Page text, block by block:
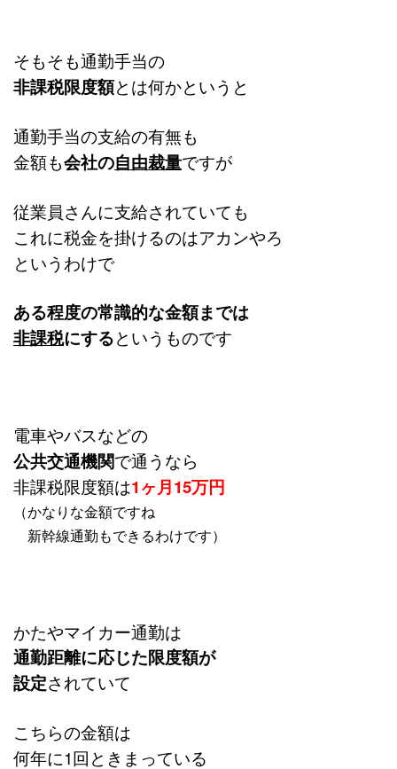
そもそも通勤手当の
非課税限度額とは何かというと
通勤手当の支給の有無も
金額も会社の自由裁量ですが
従業員さんに支給されていても
これに税金を掛けるのはアカンやろ
というわけで
ある程度の常識的な金額までは
非課税にするというものです
電車やバスなどの
公共交通機関で通うなら
非課税限度額は1ヶ月15万円
（かなりな金額ですね
新幹線通勤もできるわけです）
かたやマイカー通勤は
通勤距離に応じた限度額が
設定されていて
こちらの金額は
何年に1回ときまっている